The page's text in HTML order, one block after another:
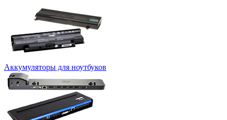
Аккумуляторы для ноутбуков